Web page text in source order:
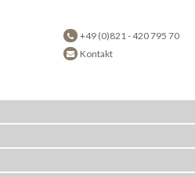
+49 (0)821 - 420 795 70
Kontakt